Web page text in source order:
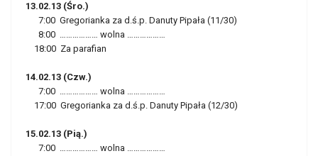
13.02.13 (Śro.)
7:00 Gregorianka za d.ś.p. Danuty Pipała (11/30)
8:00 ……………… wolna ………………
18:00 Za parafian
14.02.13 (Czw.)
7:00 ……………… wolna ………………
17:00 Gregorianka za d.ś.p. Danuty Pipała (12/30)
15.02.13 (Pią.)
7:00 ……………… wolna ………………